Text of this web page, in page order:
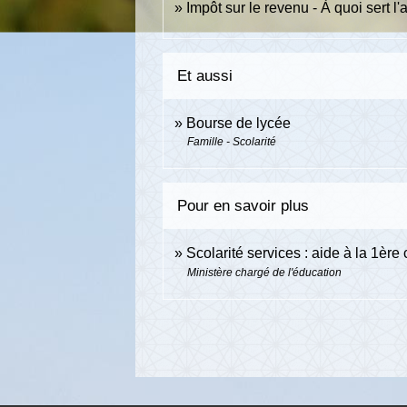
Impôt sur le revenu - À quoi sert
Et aussi
Bourse de lycée
Famille - Scolarité
Pour en savoir plus
Scolarité services : aide à la 1ère
Ministère chargé de l'éducation